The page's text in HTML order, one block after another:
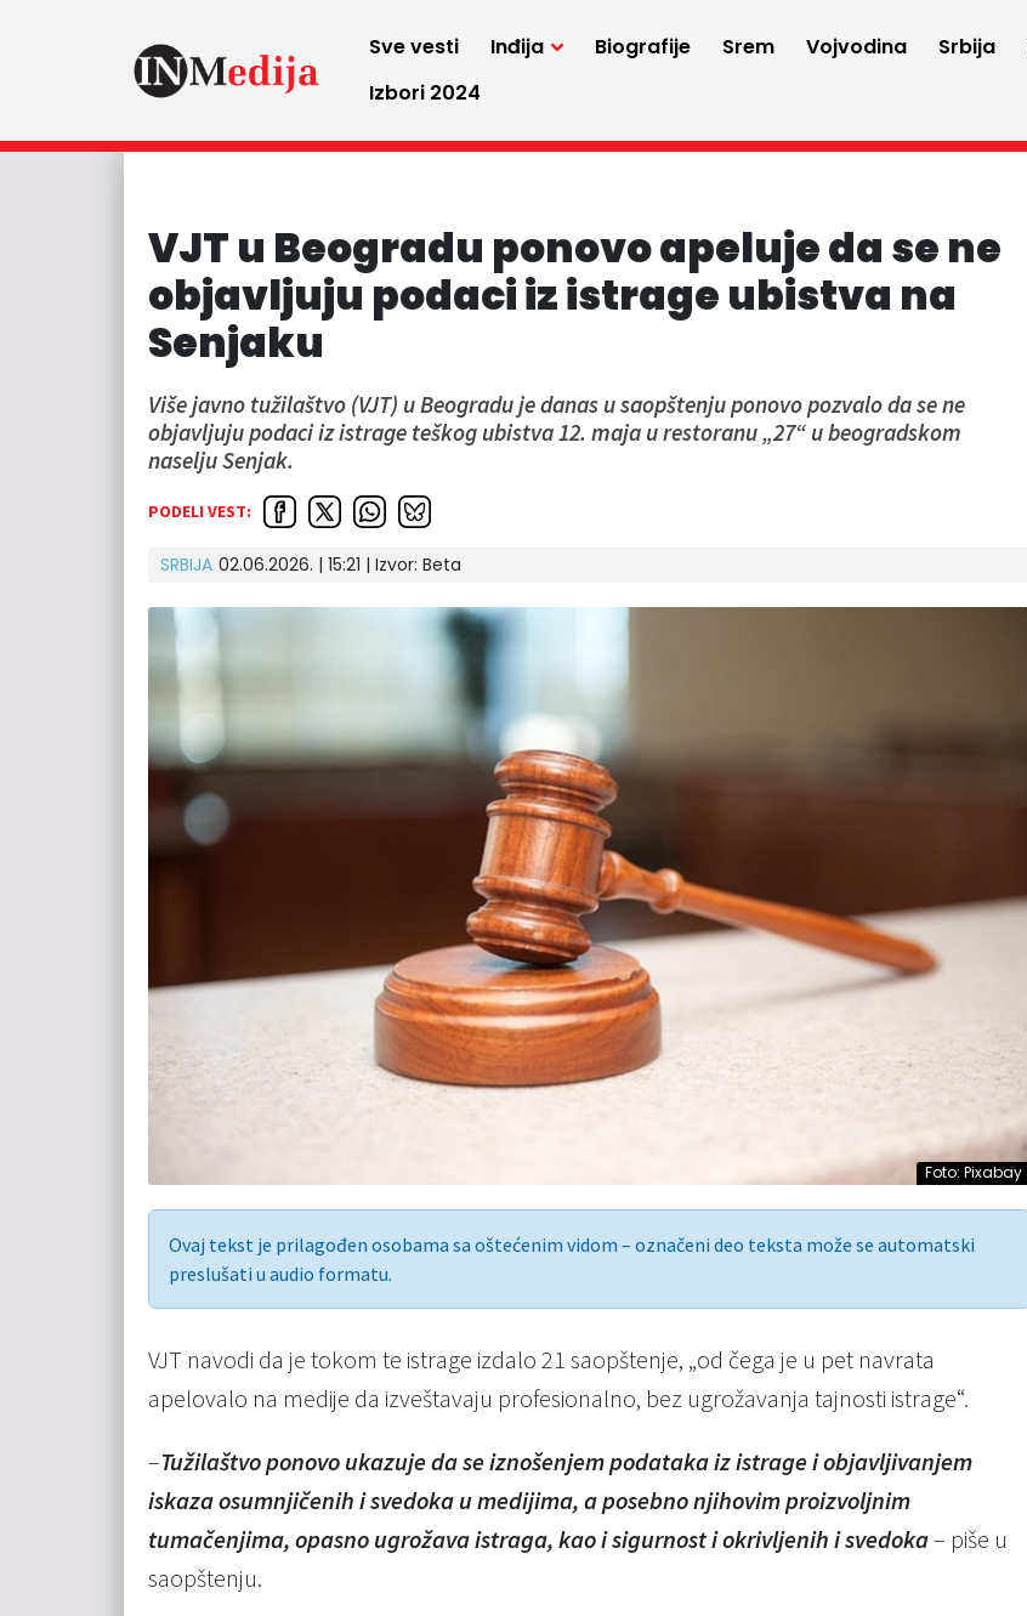
Sve vesti Inđija Biografije Srem Vojvodina Srbija
Izbori 2024
VJT u Beogradu ponovo apeluje da se ne
objavljuju podaci iz istrage ubistva na
Senjaku
Više javno tužilaštvo (VJT) u Beogradu je danas u saopštenju ponovo pozvalo da se ne
objavljuju podaci iz istrage teškog ubistva 12. maja u restoranu „27“ u beogradskom
naselju Senjak.
PODELI VEST:
SRBIJA 02.06.2026. | 15:21 | Izvor: Beta
Foto: Pixabay
Ovaj tekst je prilagođen osobama sa oštećenim vidom – označeni deo teksta može se automatski
preslušati u audio formatu.
VJT navodi da je tokom te istrage izdalo 21 saopštenje, „od čega je u pet navrata
apelovalo na medije da izveštavaju profesionalno, bez ugrožavanja tajnosti istrage“.
–Tužilaštvo ponovo ukazuje da se iznošenjem podataka iz istrage i objavljivanjem
iskaza osumnjičenih i svedoka u medijima, a posebno njihovim proizvoljnim
tumačenjima, opasno ugrožava istraga, kao i sigurnost i okrivljenih i svedoka– piše u
saopštenju.